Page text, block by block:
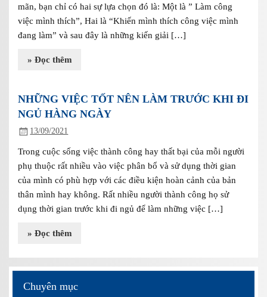
mãn, bạn chỉ có hai sự lựa chọn đó là: Một là ” Làm công
việc mình thích”, Hai là “Khiến mình thích công việc mình
đang làm” và sau đây là những kiến giải […]
» Đọc thêm
NHỮNG VIỆC TỐT NÊN LÀM TRƯỚC KHI ĐI
NGỦ HÀNG NGÀY
13/09/2021
Trong cuộc sống việc thành công hay thất bại của mỗi người
phụ thuộc rất nhiều vào việc phân bổ và sử dụng thời gian
của mình có phù hợp với các điều kiện hoàn cảnh của bản
thân mình hay không. Rất nhiều người thành công họ sử
dụng thời gian trước khi đi ngủ để làm những việc […]
» Đọc thêm
Chuyên mục